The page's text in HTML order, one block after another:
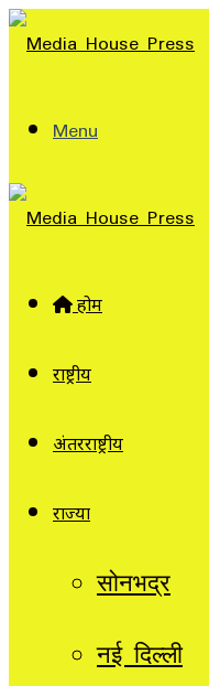
Menu
होम
राष्ट्रीय
अंतरराष्ट्रीय
राज्यों
सोनभद्र
नई दिल्ली